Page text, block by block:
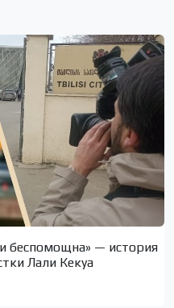
беспомощна» — история
Лали Кекуа